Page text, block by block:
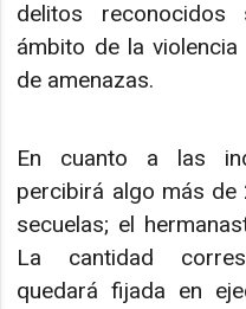
delitos
ámbito de la
de amenazas.
En cuanto a las
percibirá algo más
secuelas; el
La cantidad
quedará fijada en